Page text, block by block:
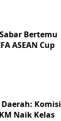
Bertemu
ASEAN Cup
Komisi
Naik Kelas